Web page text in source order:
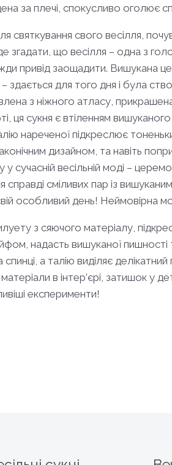
за плечі, спокусливо оголює
святкування свого весілля,
згадати, що весілля – одна з
привід заощадити. Вишукана
здається для того дня і була
з ніжного атласу,
ця сукня є втіленням
нареченої підкреслює
дизайном, та навіть
сучасній весільній моді –
справді сміливих пар із
особливий день!
з сяючого матеріалу,
надасть вишуканої
а талію виділяє
в інтер’єрі, затишок у
експерименти!